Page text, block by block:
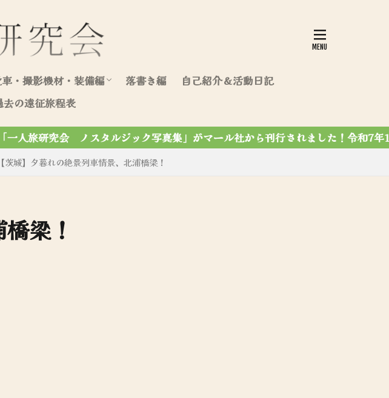
車・撮影機材・装備編
車写真集
車整備・装飾記録
落書き編
自己紹介＆活動日記
去の遠征旅程表
」がマール社から刊行されました！令和7年12月7第4刷達成✨
【茨城】夕暮れの絶景列車情景、北浦橋梁！
梁！